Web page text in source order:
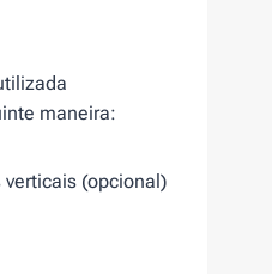
maneira:
(opcional)